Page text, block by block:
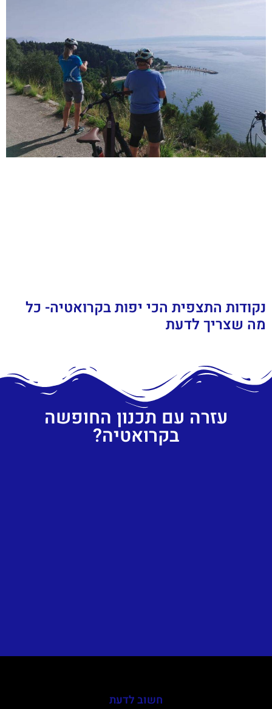
נקודות התצפית הכי יפות בקרואטיה- כל
מה שצריך לדעת
עזרה עם תכנון החופשה
בקרואטיה?
חשוב לדעת